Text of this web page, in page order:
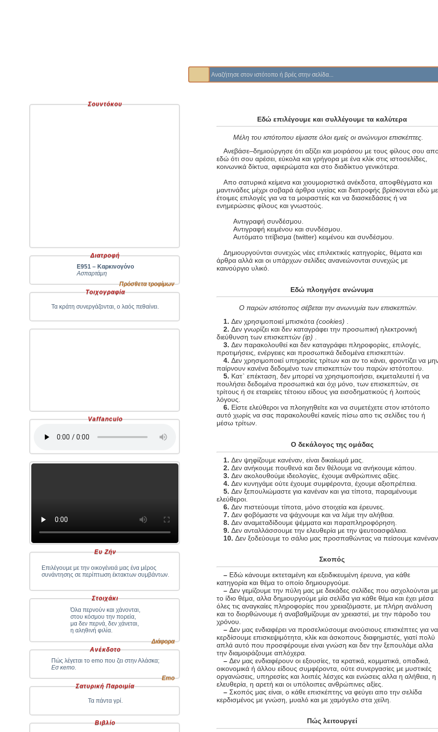
Σουντόκου
Διατροφή
Πρόσθετα τροφίμων
Ε951 – Καρκινογόνο
Ασπαρτάμη
Τοιχογραφία
Τα κράτη συνεργάζονται, ο λαός πεθαίνει.
Vaffanculo
Ευ Ζήν
Επιλέγουμε με την οικογένειά μας ένα μέρος
συνάντησης σε περίπτωση έκτακτων συμβάντων.
Στοιχάκι
Διάφορα
Όλα περνούν και χάνονται,
στου κόσμου την πορεία,
μα δεν περνά, δεν χάνεται,
η αληθινή φιλία.
Ανέκδοτο
Emo
Πώς λέγεται το emo που ζει στην Αλάσκα;
Εσ κemo.
Σατυρική Παροιμία
Τα πάντα γρί.
Βιβλίο
Εδώ επιλέγουμε και συλλέγουμε τα καλύτερα
Μέλη του ιστότοπου είμαστε όλοι εμείς οι ανώνυμοι επισκέπτες.
Ανεβάσε–δημιούργησε ότι αξίζει και μοιράσου με τους φίλους σου
εδώ ότι σου αρέσει, εύκολα και γρήγορα με ένα κλίκ στις ιστοσελίδες,
κοινωνικά δίκτυα, αφιερώματα και στο διαδίκτυο γενικότερα.
Απο σατυρικά κείμενα και χιουμοριστικά ανέκδοτα, αποφθέγματα και
μαντινάδες μέχρι σοβαρά άρθρα υγείας και διατροφής βρίσκονται εδώ με
έτοιμες επιλογές για να τα μοιραστείς και να διασκεδάσεις ή να
ενημερώσεις φίλους και γνωστούς.
Αντιγραφή συνδέσμου.
Αντιγραφή κειμένου και συνδέσμου.
Αυτόματο τιτίβισμα (twitter) κειμένου και συνδέσμου.
Δημιουργούνται συνεχώς νέες επιλεκτικές κατηγορίες, θέματα και
άρθρα αλλά και οι υπάρχων σελίδες ανανεώνονται συνεχώς με
καινούργιο υλικό.
Εδώ πλοηγήσε ανώνυμα
Ο παρών ιστότοπος σέβεται την ανωνυμία των επισκεπτών.
1.Δεν χρησιμοποιεί μπισκότα(cookies) .
2.Δεν γνωρίζει και δεν καταγράφει την προσωπική ηλεκτρονική
διεύθυνση των επισκεπτών(ip) .
3.Δεν παρακολουθεί και δεν καταγράφει πληροφορίες, επιλογές,
προτιμήσεις, ενέργειες και προσωπικά δεδομένα επισκεπτών.
4.Δεν χρησιμοποιεί υπηρεσίες τρίτων και αν το κάνει, φροντίζει να
παίρνουν κανένα δεδομένο των επισκεπτών του παρών ιστότοπου.
5. Κατ` επέκταση, δεν μπορεί να χρησιμοποιήσει, εκμεταλευτεί ή να
πουλήσει δεδομένα προσωπικά και όχι μόνο, των επισκεπτών, σε
τρίτους ή σε εταιρείες τέτοιου είδους για εισοδηματικούς ή λοιπούς
λόγους.
6. Είστε ελεύθεροι να πλοηγηθείτε και να συμετέχετε στον ιστότοπο
αυτό χωρίς να σας παρακολουθεί κανείς πίσω απο τις σελίδες του ή
μέσω τρίτων.
Ο δεκάλογος της ομάδας
1.Δεν ψηφίζουμε κανέναν, είναι δικαίωμά μας.
2.Δεν ανήκουμε πουθενά και δεν θέλουμε να ανήκουμε κάπου.
3.Δεν ακολουθούμε ιδεολογίες, έχουμε ανθρώπινες αξίες.
4.Δεν κυνηγάμε ούτε έχουμε συμφέροντα, έχουμε αξιοπρέπεια.
5.Δεν ξεπουλιώμαστε για κανέναν και για τίποτα, παραμένουμε
ελεύθεροι.
6.Δεν πιστεύουμε τίποτα, μόνο στοιχεία και έρευνες.
7.Δεν φοβόμαστε να ψάχνουμε και να λέμε την αλήθεια.
8.Δεν αναμεταδίδουμε ψέμματα και παραπληροφόρηση.
9.Δεν ανταλλάσσουμε την ελευθερία με την ψευτοασφάλεια.
10.Δεν ξοδεύουμε το σάλιο μας προσπαθώντας να πείσουμε
Σκοπός
– Εδώ κάνουμε εκτεταμένη και εξειδικευμένη έρευνα, για κάθε
κατηγορία και θέμα το οποίο δημιουργούμε.
–Δεν γεμίζουμε την πύλη μας με δεκάδες σελίδες που ασχολούνται με
το ίδιο θέμα, αλλα δημιουργούμε μία σελίδα για κάθε θέμα και έχει μέσα
όλες τις αναγκαίες πληροφορίες που χρειαζόμαστε, με πλήρη ανάλυση
και το διορθώνουμε ή αναβαθμίζουμε αν χρειαστεί, με την πάροδο του
χρόνου.
–Δεν μας ενδιαφέρει να προσελκύσουμε ανούσιους επισκέπτες για να
κερδίσουμε επισκεψιμότητα, κλίκ και άσκοπους διαφημιστές, γιατί πολύ
απλά αυτό που προσφέρουμε είναι γνώση και δεν την ξεπουλάμε αλλα
την διαμοιράζουμε απλόχερα.
–Δεν μας ενδιαφέρουν οι εξουσίες, τα κρατικά, κομματικά, οπαδικά,
οικονομικά ή άλλου είδους συμφέροντα, ούτε συνεργασίες με μυστικές
οργανώσεις, υπηρεσίες και λοιπές λέσχες και ενώσεις αλλα η αλήθεια, η
ελευθερία, η αρετή και οι υπόλοιπες ανθρώπινες αξίες.
–Σκοπός μας είναι, ο κάθε επισκέπτης να φεύγει απο την σελίδα
κερδισμένος με γνώση, μυαλό και με χαμόγελο στα χείλη.
Πώς λειτουργεί